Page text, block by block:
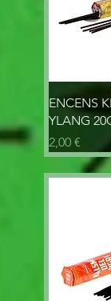
ENCENS
YLANG
Prix
2,00 €